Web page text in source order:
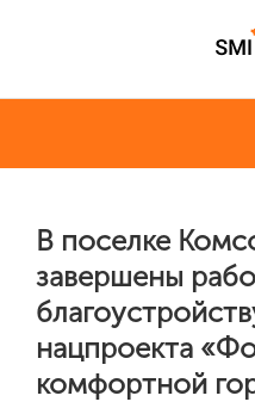
В поселке
завершены
нацпроекта
комфортной